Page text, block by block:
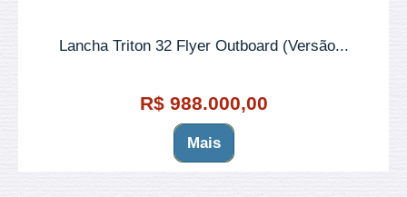
Lancha Triton 32 Flyer Outboard (Versão...
R$ 988.000,00
Mais